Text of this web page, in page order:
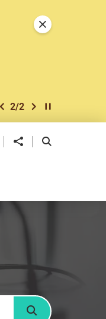
上一個
2/2 下一個開始/暫停幻燈
關閉特別通告
分享到 開啟搜尋框
搜尋